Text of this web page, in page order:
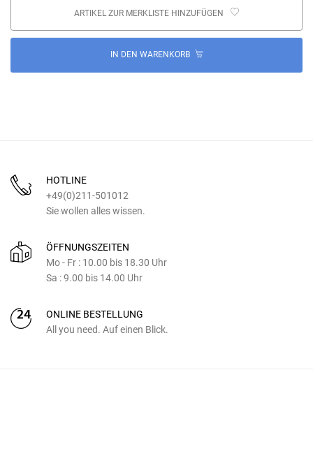
ARTIKEL ZUR MERKLISTE HINZUFÜGEN
IN DEN WARENKORB
HOTLINE
+49(0)211-501012
Sie wollen alles wissen.
ÖFFNUNGSZEITEN
Mo - Fr : 10.00 bis 18.30 Uhr
Sa : 9.00 bis 14.00 Uhr
ONLINE BESTELLUNG
All you need. Auf einen Blick.